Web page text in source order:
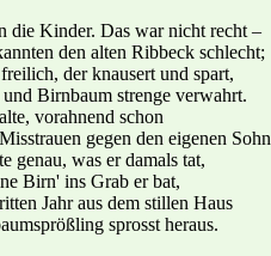
die Kinder. Das war nicht recht –
den alten Ribbeck schlecht;
der knausert und spart,
Birnbaum strenge verwahrt.
vorahnend schon
gegen den eigenen
genau, was er damals tat,
Birn' ins Grab er bat,
Jahr aus dem stillen Haus
sprosst heraus.